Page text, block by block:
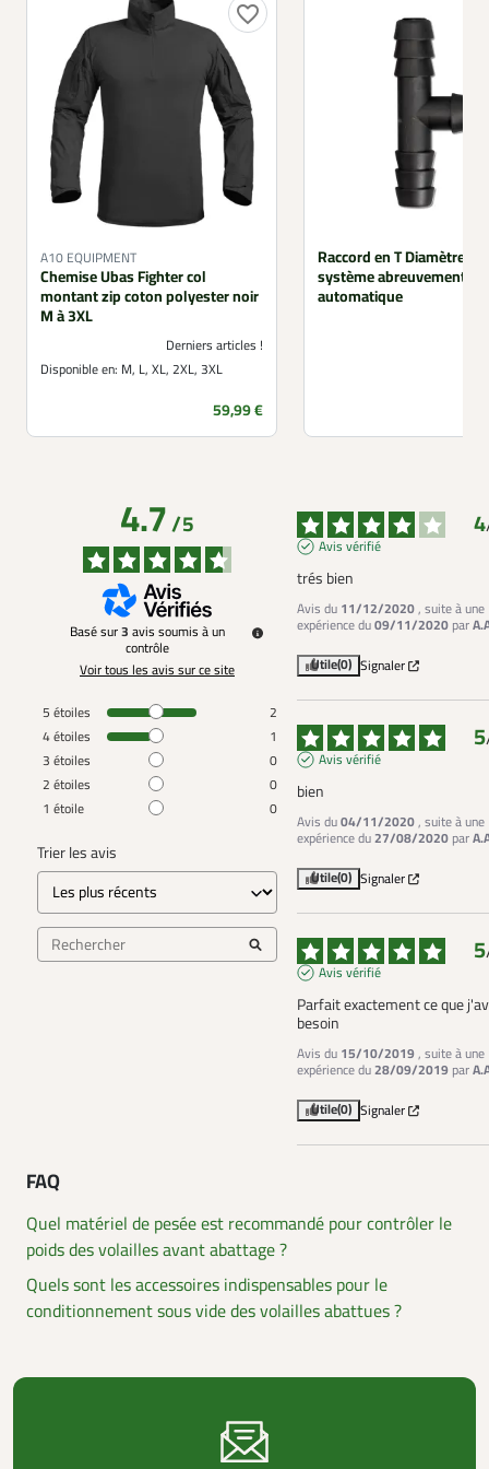
favorite_border
A10 EQUIPMENT
Chemise Ubas Fighter col
montant zip coton polyester noir
M à 3XL
Derniers articles !
Disponible en: M, L, XL, 2XL, 3XL
Prix
59,99 €
Raccord en T Diamètre
système abreuvement
automatique
4.7/5
Basé sur3 avis soumis à un
contrôle
Voir tous les avis sur ce site
5 étoiles
2
4étoiles
1
3 étoiles
0
2 étoiles
0
1 étoile 0
Trier les avis
4
Avis vérifié
trés bien
Avis du 11/12/2020, suite à une
expérience du09/11/2020 par
Utile(0) Signaler
5
Avis vérifié
bien
Avis du04/11/2020, suite à une
expérience du27/08/2020 par
Utile(0) Signaler
5
Avis vérifié
Parfait exactement ce que
besoin
Avis du 15/10/2019, suite à une
expérience du28/09/2019 par
Utile(0) Signaler
FAQ
Quel matériel de pesée est recommandé pour contrôler le
poids des volailles avant abattage ?
Quels sont les accessoires indispensables pour le
conditionnement sous vide des volailles abattues ?